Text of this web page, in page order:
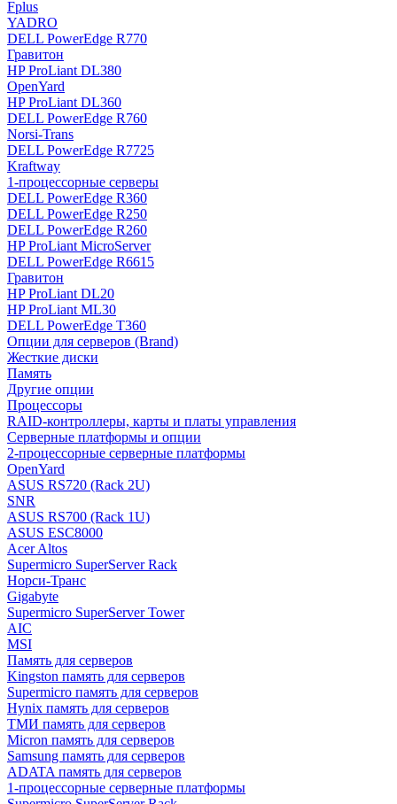
Fplus
YADRO
DELL PowerEdge R770
Гравитон
HP ProLiant DL380
OpenYard
HP ProLiant DL360
DELL PowerEdge R760
Norsi-Trans
DELL PowerEdge R7725
Kraftway
1-процессорные серверы
DELL PowerEdge R360
DELL PowerEdge R250
DELL PowerEdge R260
HP ProLiant MicroServer
DELL PowerEdge R6615
Гравитон
HP ProLiant DL20
HP ProLiant ML30
DELL PowerEdge T360
Опции для серверов (Brand)
Жесткие диски
Память
Другие опции
Процессоры
RAID-контроллеры, карты и платы управления
Серверные платформы и опции
2-процессорные серверные платформы
OpenYard
ASUS RS720 (Rack 2U)
SNR
ASUS RS700 (Rack 1U)
ASUS ESC8000
Acer Altos
Supermicro SuperServer Rack
Норси-Транс
Gigabyte
Supermicro SuperServer Tower
AIC
MSI
Память для серверов
Kingston память для серверов
Supermicro память для серверов
Hynix память для серверов
ТМИ память для серверов
Micron память для серверов
Samsung память для серверов
ADATA память для серверов
1-процессорные серверные платформы